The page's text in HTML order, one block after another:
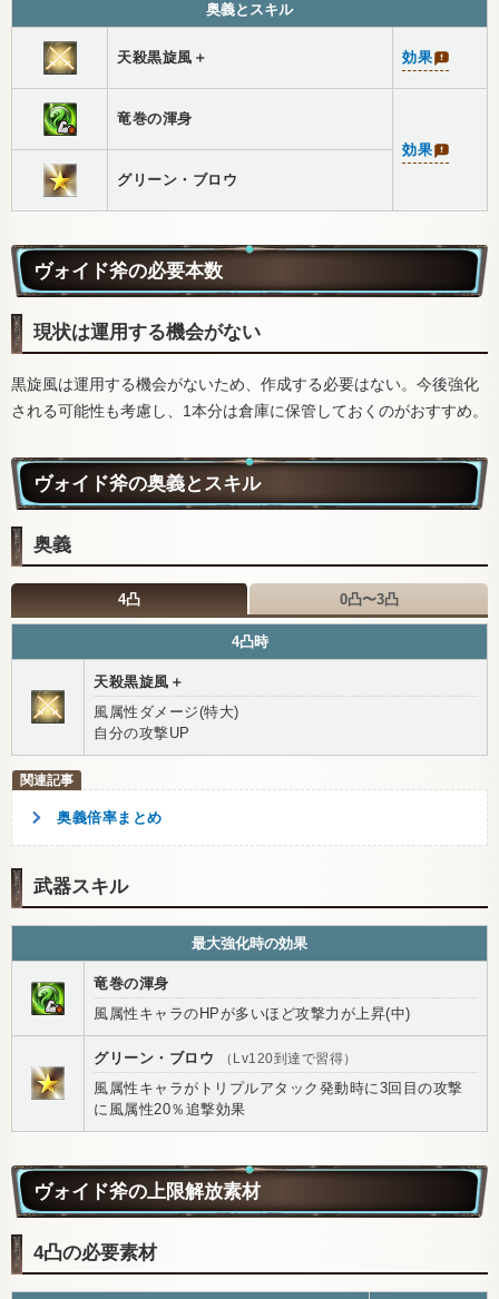
奥義とスキル
天殺黒旋風＋ 効果
竜巻の渾身
効果
グリーン・ブロウ
ヴォイド斧の必要本数
現状は運用する機会がない
黒旋風は運用する機会がないため、作成する必要はない。今後強化
される可能性も考慮し、1本分は倉庫に保管しておくのがおすすめ。
ヴォイド斧の奥義とスキル
奥義
4凸 0凸〜3凸
4凸時
天殺黒旋風＋
風属性ダメージ(特大)
自分の攻撃UP
奥義倍率まとめ
武器スキル
最大強化時の効果
竜巻の渾身
風属性キャラのHPが多いほど攻撃力が上昇(中)
グリーン・ブロウ （Lv120到達で習得）
風属性キャラがトリプルアタック発動時に3回目の攻撃
に風属性20％追撃効果
ヴォイド斧の上限解放素材
4凸の必要素材